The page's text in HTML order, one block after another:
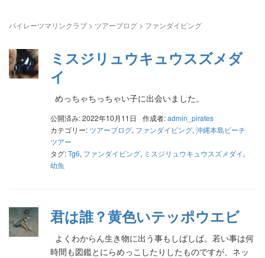
パイレーツマリンクラブ > ツアーブログ > ファンダイビング
ミスジリュウキュウスズメダ
イ
めっちゃちっちゃい子に出会いました。
公開済み: 2022年10月11日 作成者:admin_pirates
カテゴリー: ツアーブログ, ファンダイビング, 沖縄本島ビーチ
ツアー
タグ:Tg6, ファンダイビング, ミスジリュウキュウスズメダイ,
幼魚
君は誰？黄色いテッポウエビ
よくわからん生き物に出う事もしばしば。若い事は何
時間も図鑑とにらめっこしたりしたものですが、ネッ